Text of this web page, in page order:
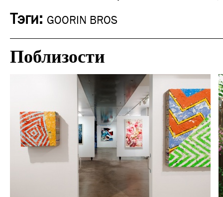
Тэги: GOORIN BROS
Поблизости